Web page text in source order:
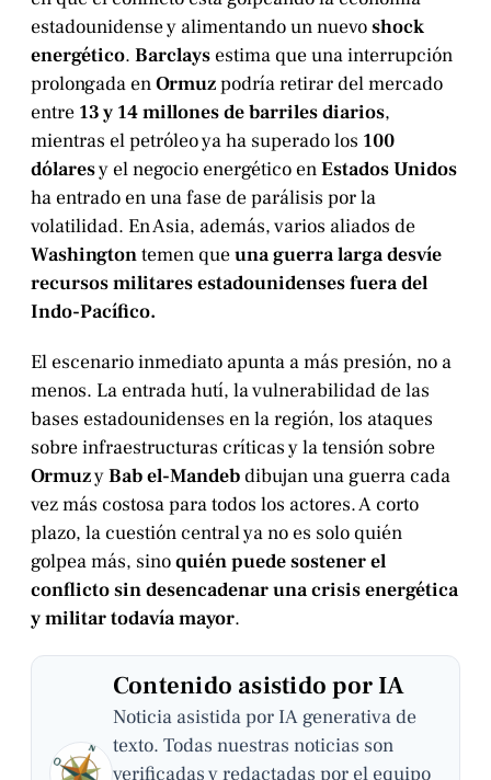
estadounidense y alimentando un nuevoshock
energético. Barclays estima que una interrupción
prolongada enOrmuzpodría retirar del mercado
entre 13 y 14 millones de barriles diarios,
mientras el petróleo ya ha superado los 100
dólaresy el negocio energético enEstados Unidos
ha entrado en una fase de parálisis por la
volatilidad. En Asia, además, varios aliados de
Washingtontemen queuna guerra larga desvíe
recursos militares estadounidenses fuera del
Indo-Pacífico.
El escenario inmediato apunta a más presión, no a
menos. La entrada hutí, la vulnerabilidad de las
bases estadounidenses en la región, los ataques
sobre infraestructuras críticas y la tensión sobre
OrmuzyBab el-Mandebdibujan una guerra cada
vez más costosa para todos los actores. A corto
plazo, la cuestión central ya no es solo quién
golpea más, sinoquién puede sostener el
conflicto sin desencadenar una crisis energética
y militar todavía mayor.
Contenido asistido por IA
Noticia asistida por IA generativa de
texto. Todas nuestras noticias son
verificadas y redactadas por el equipo